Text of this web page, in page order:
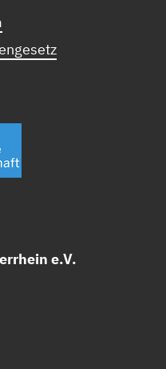
e.V.